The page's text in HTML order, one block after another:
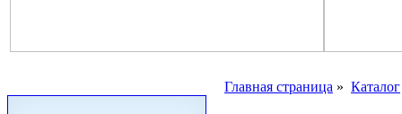
Главная страница » Каталог